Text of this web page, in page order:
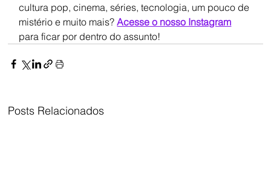
cultura pop, cinema, séries, tecnologia, um pouco de
mistério e muito mais? Acesse o nosso Instagram
para ficar por dentro do assunto!
Posts Relacionados